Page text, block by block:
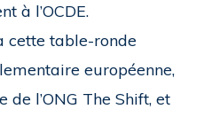
à l’OCDE.
cette table-ronde
européenne,
de l’ONG The Shift, et